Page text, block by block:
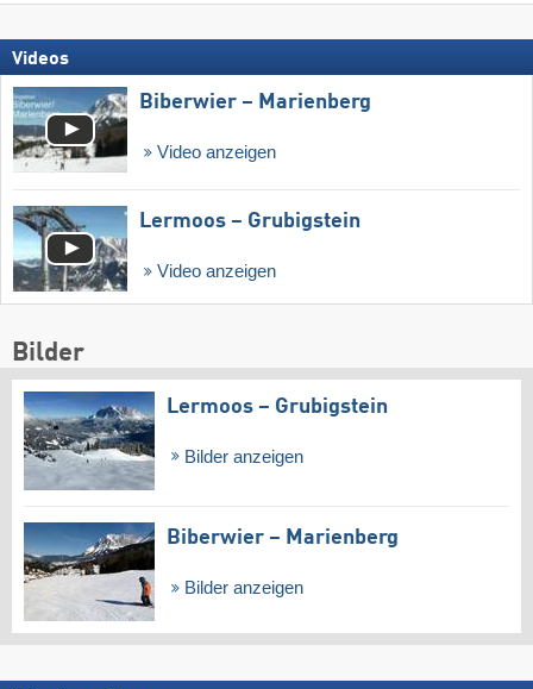
Videos
Biberwier – Marienberg
Video anzeigen
Lermoos – Grubigstein
Video anzeigen
Bilder
Lermoos – Grubigstein
Bilder anzeigen
Biberwier – Marienberg
Bilder anzeigen